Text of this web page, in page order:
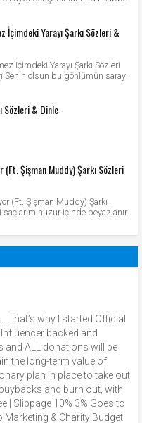
İçimdeki Yarayı Şarkı Sözleri &
İçimdeki Yarayı Şarkı Sözleri
Senin olsun bu gönlümün sarayı
Sözleri & Dinle
(Ft. Şişman Muddy) Şarkı Sözleri
(Ft. Şişman Muddy) Şarkı
saçlarım huzur içinde beyazlanır
why I started Official
backed and
and ALL donations will be
the long-term value of
plan in place to take out
and burn out, with
| Slippage 10% 3% Goes to
Marketing & Charity Budget